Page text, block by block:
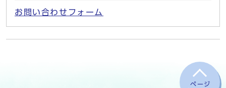
お問い合わせフォーム
ページ